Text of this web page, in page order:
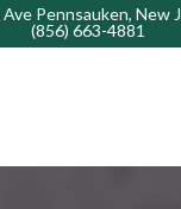
Pennsauken, New
(856) 663-4881